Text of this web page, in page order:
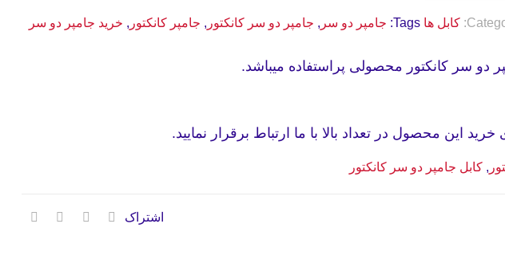
دو سر کانکتور محصولی پراستفاده میباشد.
خرید این محصول در تعداد بالا با ما ارتباط برقرار نمایید.
کابل ها Tags: جامپر دو سر , جامپر دو سر کانکتور , جامپر کانکتور , خرید جامپر دو سر
,کابل جامپر دو سر کانکتور
اشتراک